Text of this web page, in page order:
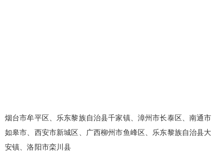
烟台市牟平区、乐东黎族自治县千家镇、漳州市长泰区、南通市
如皋市、西安市新城区、广西柳州市鱼峰区、乐东黎族自治县大
安镇、洛阳市栾川县